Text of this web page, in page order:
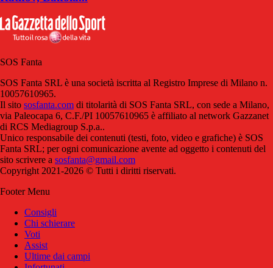
SOS Fanta
SOS Fanta SRL è una società iscritta al Registro Imprese di Milano n.
10057610965.
Il sito sosfanta.com di titolarità di SOS Fanta SRL, con sede a Milano,
via Paleocapa 6, C.F./PI 10057610965 è affiliato al network Gazzanet
di RCS Mediagroup S.p.a..
Unico responsabile dei contenuti (testi, foto, video e grafiche) è SOS
Fanta SRL; per ogni comunicazione avente ad oggetto i contenuti del
sito scrivere a sosfanta@gmail.com
Copyright 2021-2026 © Tutti i diritti riservati.
Footer Menu
Consigli
Chi schierare
Voti
Assist
Ultime dai campi